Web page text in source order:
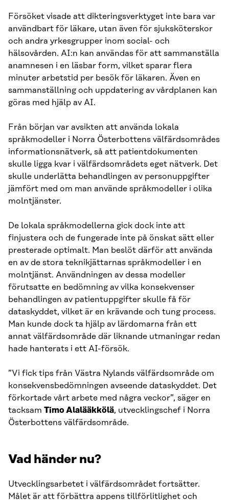
Försöket visade att dikteringsverktyget inte bara var
användbart för läkare, utan även för sjuksköterskor
och andra yrkesgrupper inom social- och
hälsovården. AI:n kan användas för att sammanställa
anamnesen i en läsbar form, vilket sparar flera
minuter arbetstid per besök för läkaren. Även en
sammanställning och uppdatering av vårdplanen kan
göras med hjälp av AI.
Från början var avsikten att använda lokala
språkmodeller i Norra Österbottens välfärdsområdes
informationsnätverk, så att patientdokumenten
skulle ligga kvar i välfärdsområdets eget nätverk. Det
skulle underlätta behandlingen av personuppgifter
jämfört med om man använde språkmodeller i olika
molntjänster.
De lokala språkmodellerna gick dock inte att
finjustera och de fungerade inte på önskat sätt eller
presterade optimalt. Man beslöt därför att använda
en av de stora teknikjättarnas språkmodeller i en
molntjänst. Användningen av dessa modeller
förutsatte en bedömning av vilka konsekvenser
behandlingen av patientuppgifter skulle få för
dataskyddet, vilket är en krävande och tung process.
Man kunde dock ta hjälp av lärdomarna från ett
annat välfärdsområde där liknande utmaningar redan
hade hanterats i ett AI-försök.
”Vi fick tips från Västra Nylands välfärdsområde om
konsekvensbedömningen avseende dataskyddet. Det
förkortade vårt arbete med några veckor”, säger en
tacksam Timo Alalääkkölä, utvecklingschef i Norra
Österbottens välfärdsområde.
Vad händer nu?
Utvecklingsarbetet i välfärdsområdet fortsätter.
Målet är att förbättra appens tillförlitlighet och